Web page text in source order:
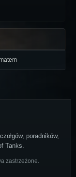
poradników,
Tanks.
zastrzeżone.